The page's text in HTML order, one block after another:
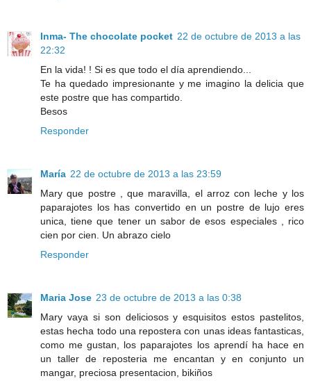
Inma- The chocolate pocket 22 de octubre de 2013 a las
22:32
En la vida! ! Si es que todo el día aprendiendo...
Te ha quedado impresionante y me imagino la delicia que
este postre que has compartido.
Besos
Responder
María 22 de octubre de 2013 a las 23:59
Mary que postre , que maravilla, el arroz con leche y los
paparajotes los has convertido en un postre de lujo eres
unica, tiene que tener un sabor de esos especiales , rico
cien por cien. Un abrazo cielo
Responder
Maria Jose 23 de octubre de 2013 a las 0:38
Mary vaya si son deliciosos y esquisitos estos pastelitos,
estas hecha todo una repostera con unas ideas fantasticas,
como me gustan, los paparajotes los aprendí ha hace en
un taller de reposteria me encantan y en conjunto un
mangar, preciosa presentacion, bikiños